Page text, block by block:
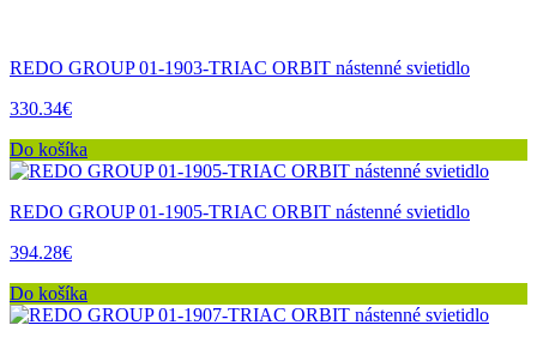
REDO GROUP 01-1903-TRIAC ORBIT nástenné svietidlo
330.34€
Do košíka
REDO GROUP 01-1905-TRIAC ORBIT nástenné svietidlo
394.28€
Do košíka